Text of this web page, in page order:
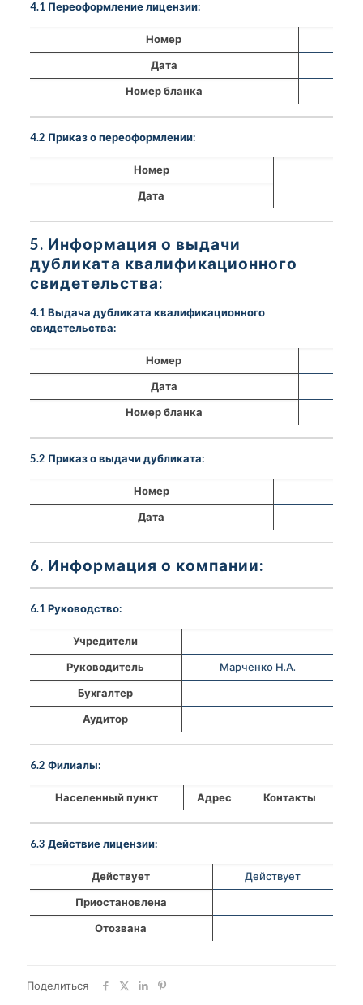
4.1 Переоформление лицензии:
Номер
Дата
Номер бланка
4.2 Приказ о переоформлении:
Номер
Дата
5. Информация о выдачи
дубликата квалификационного
свидетельства:
4.1 Выдача дубликата квалификационного
свидетельства:
Номер
Дата
Номер бланка
5.2 Приказ о выдачи дубликата:
Номер
Дата
6. Информация о компании:
6.1 Руководство:
Учредители
Руководитель
Марченко Н.А.
Бухгалтер
Аудитор
6.2 Филиалы:
Населенный пункт Адрес Контакты
6.3 Действие лицензии:
Действует
Действует
Приостановлена
Отозвана
Поделиться